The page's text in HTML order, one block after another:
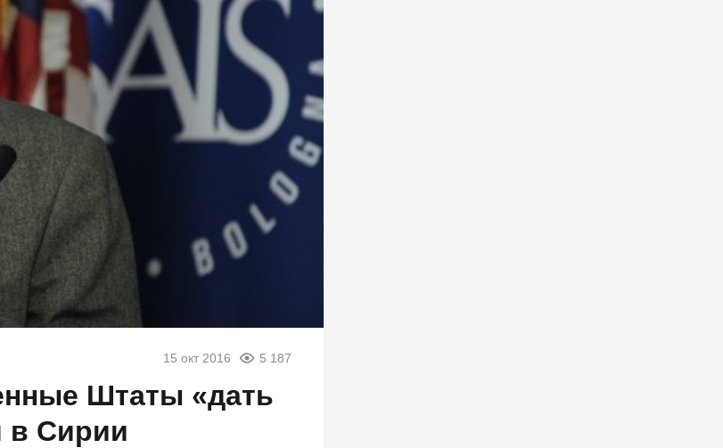
15 окт 2016 5 187
Штаты «дать
в Сирии